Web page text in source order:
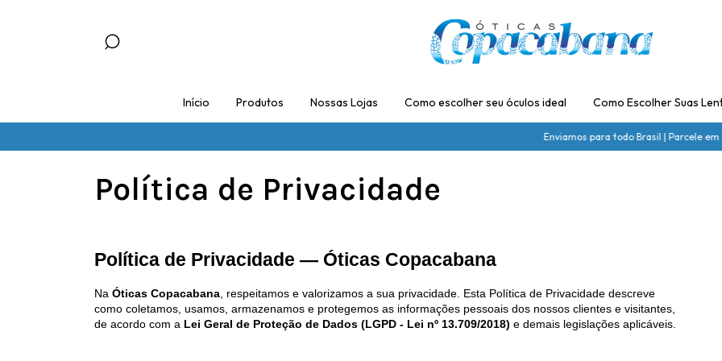
Início Produtos Nossas Lojas Como escolher seu óculos ideal Como Escolher Suas
Enviamos para todo Brasil | Parcele em até 5x
Política de Privacidade
Política de Privacidade — Óticas Copacabana
Na Óticas Copacabana, respeitamos e valorizamos a sua privacidade. Esta Política de Privacidade descreve
como coletamos, usamos, armazenamos e protegemos as informações pessoais dos nossos clientes e visitantes,
de acordo com a Lei Geral de Proteção de Dados (LGPD - Lei nº 13.709/2018) e demais legislações aplicáveis.